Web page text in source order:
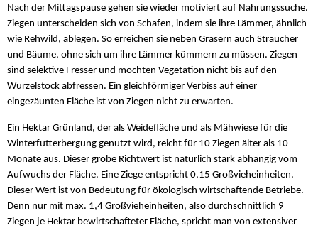
Nach der Mittagspause gehen sie wieder motiviert auf Nahrungssuche.
Ziegen unterscheiden sich von Schafen, indem sie ihre Lämmer, ähnlich
wie Rehwild, ablegen. So erreichen sie neben Gräsern auch Sträucher
und Bäume, ohne sich um ihre Lämmer kümmern zu müssen. Ziegen
sind selektive Fresser und möchten Vegetation nicht bis auf den
Wurzelstock abfressen. Ein gleichförmiger Verbiss auf einer
eingezäunten Fläche ist von Ziegen nicht zu erwarten.
Ein Hektar Grünland, der als Weidefläche und als Mähwiese für die
Winterfutterbergung genutzt wird, reicht für 10 Ziegen älter als 10
Monate aus. Dieser grobe Richtwert ist natürlich stark abhängig vom
Aufwuchs der Fläche. Eine Ziege entspricht 0,15 Großvieheinheiten.
Dieser Wert ist von Bedeutung für ökologisch wirtschaftende Betriebe.
Denn nur mit max. 1,4 Großvieheinheiten, also durchschnittlich 9
Ziegen je Hektar bewirtschafteter Fläche, spricht man von extensiver